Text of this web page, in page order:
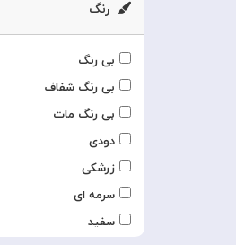
رنگ
بی رنگ
بی رنگ شفاف
بی رنگ مات
دودی
زرشکی
سرمه ای
سفید